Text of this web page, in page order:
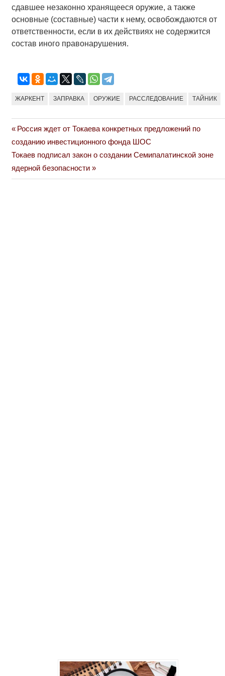
сдавшее незаконно хранящееся оружие, а также
основные (составные) части к нему, освобождаются от
ответственности, если в их действиях не содержится
состав иного правонарушения.
ЖАРКЕНТ ЗАПРАВКА ОРУЖИЕ РАССЛЕДОВАНИЕ ТАЙНИК
Навигация
по
записям
Previous
Post:
Россия ждет от Токаева конкретных предложений по
созданию инвестиционного фонда ШОС
Next
Post:
Токаев подписал закон о создании Семипалатинской зоне
ядерной безопасности